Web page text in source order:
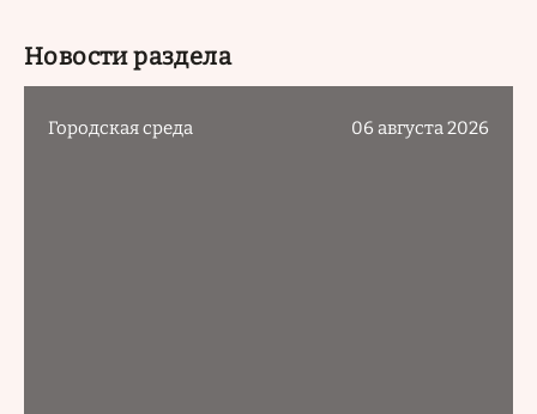
Новости раздела
Городская среда 06 августа 2026